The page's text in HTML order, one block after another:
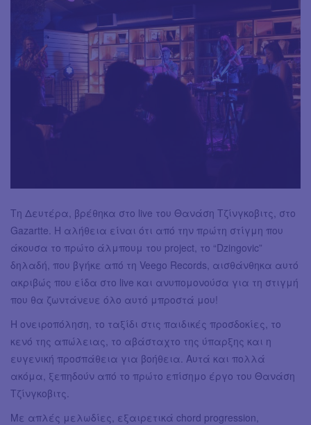
Τη Δευτέρα, βρέθηκα στο live του Θανάση Τζίνγκοβιτς, στο
Gazartte. Η αλήθεια είναι ότι από την πρώτη στίγμη που
άκουσα το πρώτο άλμπουμ του project, το “Dzingovic”
δηλαδή, που βγήκε από τη Veego Records, αισθάνθηκα αυτό
ακριβώς που είδα στο live και ανυπομονούσα για τη στιγμή
που θα ζωντάνευε όλο αυτό μπροστά μου!
H ονειροπόληση, το ταξίδι στις παιδικές προσδοκίες, το
κενό της απώλειας, το αβάσταχτο της ύπαρξης και η
ευγενική προσπάθεια για βοήθεια. Αυτά και πολλά
ακόμα, ξεπηδούν από το πρώτο επίσημο έργο του Θανάση
Τζίνγκοβιτς.
Με απλές μελωδίες, εξαιρετικά chord progression,